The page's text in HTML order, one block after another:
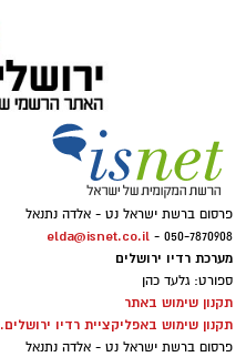
פרסום ברשת ישראל נט - אלדה נתנאל
050-7870908 -
elda@isnet.co.il
מערכת רדיו ירושלים
ספורט: גלעד כהן
תקנון שימוש באתר
תקנון שימוש באפליקציית רדיו ירושלים.
פרסום ברשת ישראל נט - אלדה נתנאל